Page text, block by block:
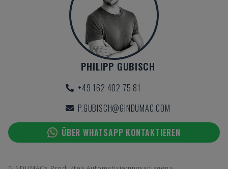
PHILIPP GUBISCH
+49 162 402 75 81
P.GUBISCH@GINDUMAC.COM
ÜBER WHATSAPP KONTAKTIEREN